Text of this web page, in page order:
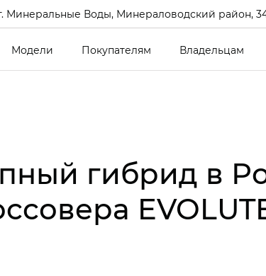
Минеральные Воды, Минераловодский район,
Модели Покупателям Владельцам
гибрид в